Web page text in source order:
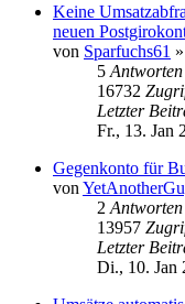
Keine
neuen
von Sparfuchs61 »
5 Antworten
16732
Letzter
Fr., 13. Jan
Gegenkonto für
von
2 Antworten
13957
Letzter
Di., 10. Jan